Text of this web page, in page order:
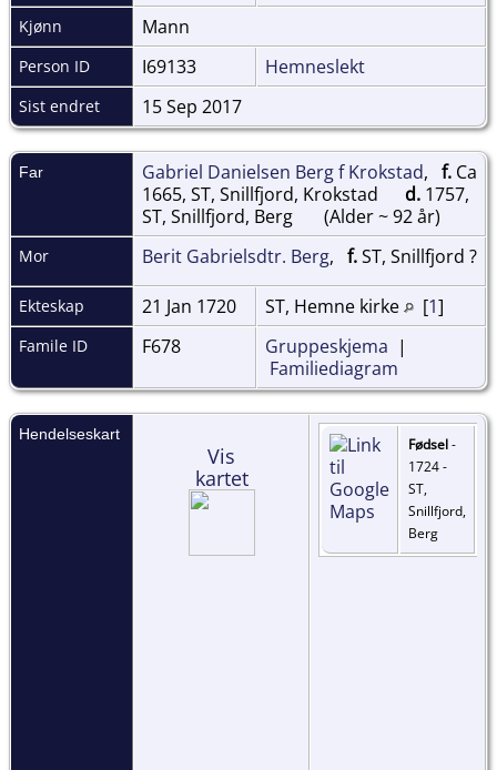
Kjønn Mann
Person ID I69133 Hemneslekt
Sist endret 15 Sep 2017
Far Gabriel Danielsen Berg f Krokstad, f. Ca
1665, ST, Snillfjord, Krokstad
d. 1757,
ST, Snillfjord, Berg
(Alder ~ 92 år)
Mor Berit Gabrielsdtr. Berg, f.ST, Snillfjord ?
Ekteskap 21 Jan 1720 ST, Hemne kirke [1]
Famile ID F678 Gruppeskjema |
Familiediagram
Hendelseskart
Vis
kartet
Fødsel-
1724 -
ST,
Snillfjord,
Berg